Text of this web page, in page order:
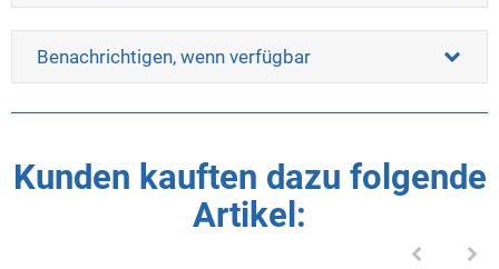
Benachrichtigen, wenn verfügbar
Kunden kauften dazu folgende
Artikel: